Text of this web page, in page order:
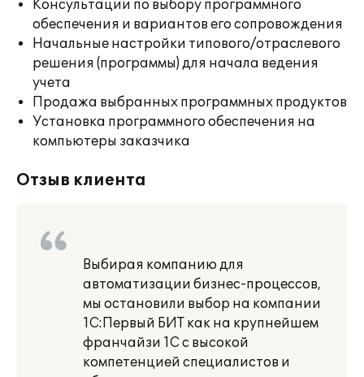
Консультации по выбору программного
обеспечения и вариантов его сопровождения
Начальные настройки типового/отраслевого
решения (программы) для начала ведения
учета
Продажа выбранных программных продуктов
Установка программного обеспечения на
компьютеры заказчика
Отзыв клиента
Выбирая компанию для
автоматизации бизнес-процессов,
мы остановили выбор на компании
1С:Первый БИТ как на крупнейшем
франчайзи 1С с высокой
компетенцией специалистов и